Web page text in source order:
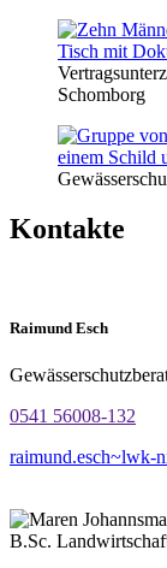
Schomborg
Kontakte
Raimund Esch
0541 56008-132
raimund.esch~lwk-
B.Sc.